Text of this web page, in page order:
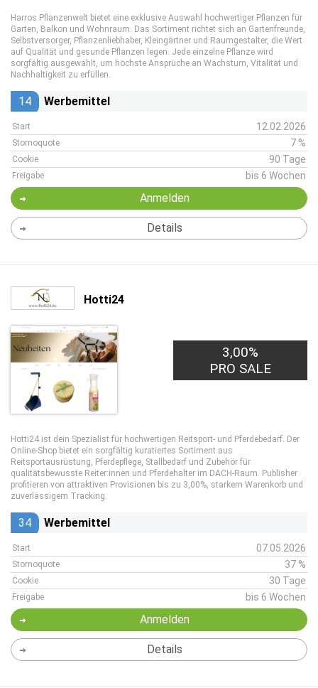
Harros Pflanzenwelt bietet eine exklusive Auswahl hochwertiger Pflanzen für
Garten, Balkon und Wohnraum. Das Sortiment richtet sich an Gartenfreunde,
Selbstversorger, Pflanzenliebhaber, Kleingärtner und Raumgestalter, die Wert
auf Qualität und gesunde Pflanzen legen. Jede einzelne Pflanze wird
sorgfältig ausgewählt, um höchste Ansprüche an Wachstum, Vitalität und
Nachhaltigkeit zu erfüllen.
14 Werbemittel
Start 12.02.2026
Stornoquote 7 %
Cookie 90 Tage
Freigabe bis 6 Wochen
Anmelden
Details
Hotti24
3,00%
PRO SALE
Hotti24 ist dein Spezialist für hochwertigen Reitsport- und Pferdebedarf. Der
Online-Shop bietet ein sorgfältig kuratiertes Sortiment aus
Reitsportausrüstung, Pferdepflege, Stallbedarf und Zubehör für
qualitätsbewusste Reiter:innen und Pferdehalter im DACH-Raum. Publisher
profitieren von attraktiven Provisionen bis zu 3,00%, starkem Warenkorb und
zuverlässigem Tracking.
34 Werbemittel
Start 07.05.2026
Stornoquote 37 %
Cookie 30 Tage
Freigabe bis 6 Wochen
Anmelden
Details